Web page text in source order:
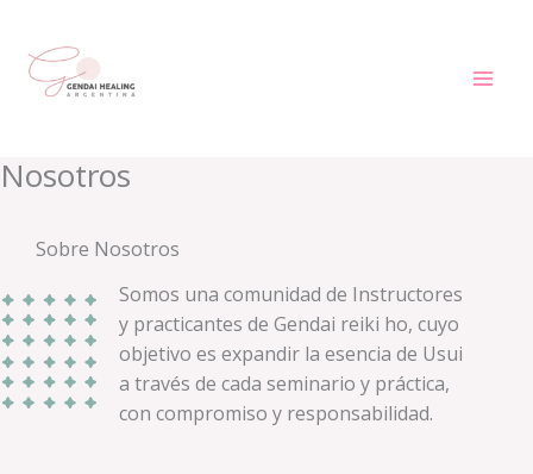
contenido
Nosotros
Sobre Nosotros
Somos una comunidad de Instructores
y practicantes de Gendai reiki ho, cuyo
objetivo es expandir la esencia de Usui
a través de cada seminario y práctica,
con compromiso y responsabilidad.